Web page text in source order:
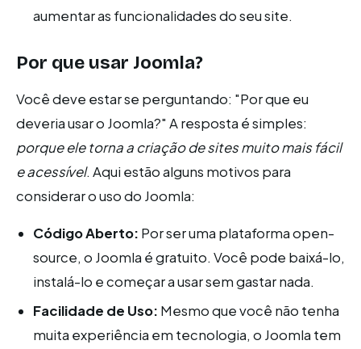
aumentar as funcionalidades do seu site.
Por que usar Joomla?
Você deve estar se perguntando: "Por que eu
deveria usar o Joomla?" A resposta é simples:
porque ele torna a criação de sites muito mais fácil
e acessível. Aqui estão alguns motivos para
considerar o uso do Joomla:
Código Aberto: Por ser uma plataforma open-
source, o Joomla é gratuito. Você pode baixá-lo,
instalá-lo e começar a usar sem gastar nada.
Facilidade de Uso: Mesmo que você não tenha
muita experiência em tecnologia, o Joomla tem